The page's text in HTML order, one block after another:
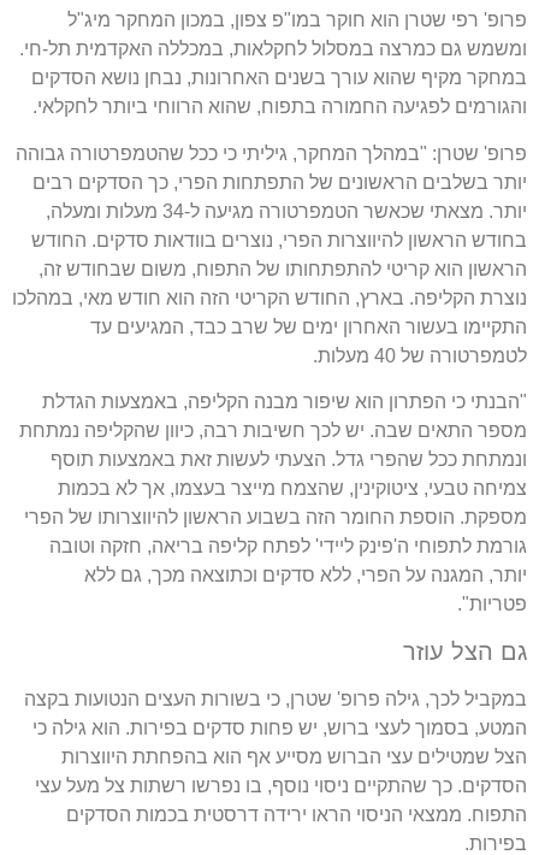
פרופ' רפי שטרן הוא חוקר במו"פ צפון, במכון המחקר מיג"ל
ומשמש גם כמרצה במסלול לחקלאות, במכללה האקדמית תל-חי.
במחקר מקיף שהוא עורך בשנים האחרונות, נבחן נושא הסדקים
והגורמים לפגיעה החמורה בתפוח, שהוא הרווחי ביותר לחקלאי.
פרופ' שטרן: "במהלך המחקר, גיליתי כי ככל שהטמפרטורה גבוהה
יותר בשלבים הראשונים של התפתחות הפרי, כך הסדקים רבים
יותר. מצאתי שכאשר הטמפרטורה מגיעה ל-34 מעלות ומעלה,
בחודש הראשון להיווצרות הפרי, נוצרים בוודאות סדקים. החודש
הראשון הוא קריטי להתפתחותו של התפוח, משום שבחודש זה,
נוצרת הקליפה. בארץ, החודש הקריטי הזה הוא חודש מאי, במהלכו
התקיימו בעשור האחרון ימים של שרב כבד, המגיעים עד
לטמפרטורה של 40 מעלות.
"הבנתי כי הפתרון הוא שיפור מבנה הקליפה, באמצעות הגדלת
מספר התאים שבה. יש לכך חשיבות רבה, כיוון שהקליפה נמתחת
ונמתחת ככל שהפרי גדל. הצעתי לעשות זאת באמצעות תוסף
צמיחה טבעי, ציטוקינין, שהצמח מייצר בעצמו, אך לא בכמות
מספקת. הוספת החומר הזה בשבוע הראשון להיווצרותו של הפרי
גורמת לתפוחי ה'פינק ליידי' לפתח קליפה בריאה, חזקה וטובה
יותר, המגנה על הפרי, ללא סדקים וכתוצאה מכך, גם ללא
פטריות".
גם הצל עוזר
במקביל לכך, גילה פרופ' שטרן, כי בשורות העצים הנטועות בקצה
המטע, בסמוך לעצי ברוש, יש פחות סדקים בפירות. הוא גילה כי
הצל שמטילים עצי הברוש מסייע אף הוא בהפחתת היווצרות
הסדקים. כך שהתקיים ניסוי נוסף, בו נפרשו רשתות צל מעל עצי
התפוח. ממצאי הניסוי הראו ירידה דרסטית בכמות הסדקים
בפירות.